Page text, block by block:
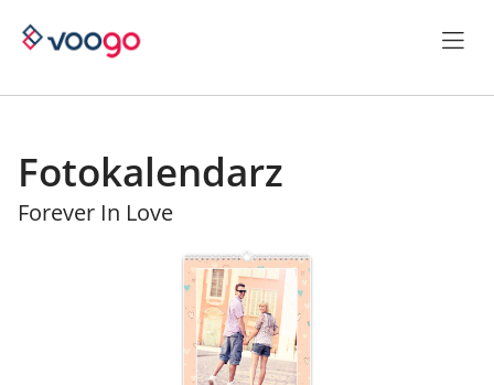
Fotokalendarz
Forever In Love